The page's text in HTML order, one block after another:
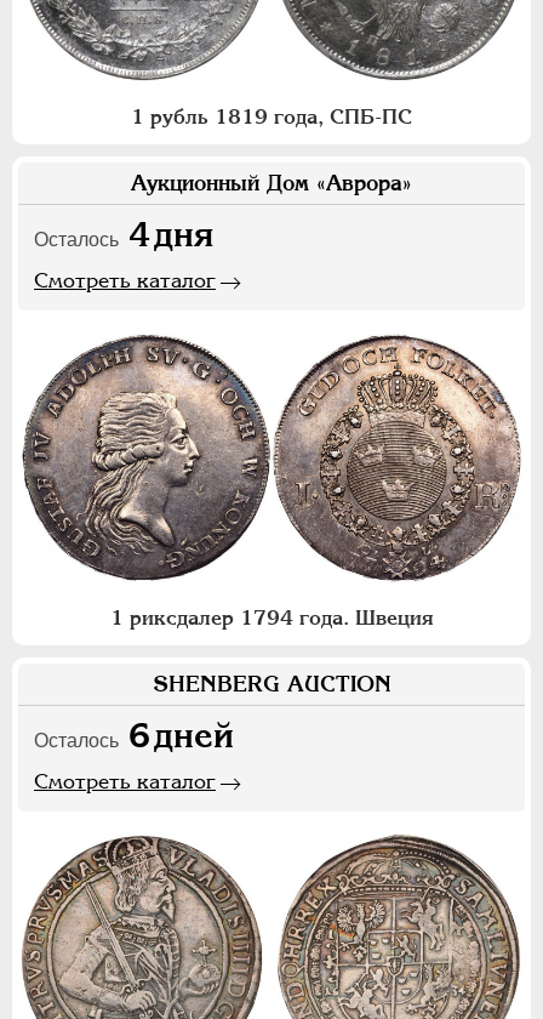
1 рубль 1819 года, СПБ-ПС
Аукционный Дом «Аврора»
Осталось 4дня
Смотреть каталог
1 риксдалер 1794 года. Швеция
SHENBERG AUCTION
Осталось 6дней
Смотреть каталог